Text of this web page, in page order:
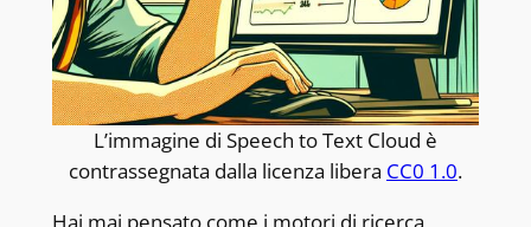
L’immagine di Speech to Text Cloud è
contrassegnata dalla licenza libera CC0 1.0.